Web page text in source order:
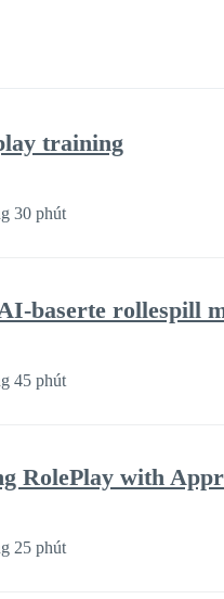
training
30 phút
baserte rollespill
45 phút
RolePlay with
25 phút